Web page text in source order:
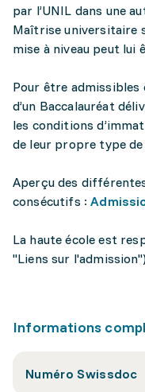
par l’UNIL dans une
Maîtrise universitaire
mise à niveau peut lui
Pour être admissibles
d’un Baccalauréat
les conditions
de leur propre type de
Aperçu des
consécutifs :
La haute école est
"Liens sur
Informations
Numéro Swissdoc